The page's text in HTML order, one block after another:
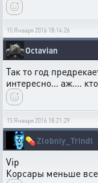
15 Января 2016 18:14:26
Octavian
Так то год
интересно... аж....
15 Января 2016 18:21:29
💊Zlobniy_Trindl
Vip
Корсары меньше